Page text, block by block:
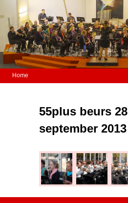
Home
55plus beurs 28
september 2013